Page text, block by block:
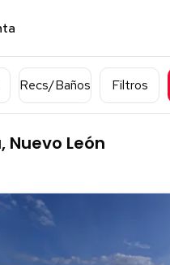
Recs/Baños Filtros
León